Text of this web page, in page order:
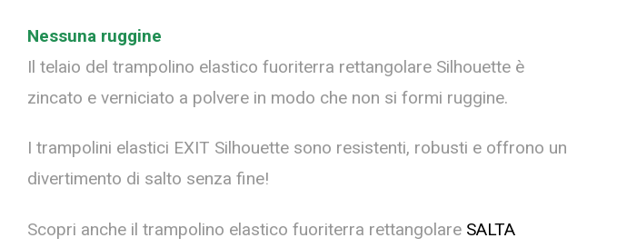
Nessuna ruggine
Il telaio del trampolino elastico fuoriterra rettangolare Silhouette è
zincato e verniciato a polvere in modo che non si formi ruggine.
I trampolini elastici EXIT Silhouette sono resistenti, robusti e offrono un
divertimento di salto senza fine!
Scopri anche il trampolino elastico fuoriterra rettangolare SALTA